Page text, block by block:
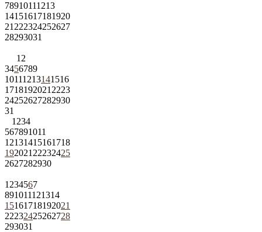
78910111213
14151617181920
21 222324252627
28293031
1 2
3456789
10111213141516
1718192021 2223
24252627282930
31
1 234
567891011
12131415161718
192021 22232425
2627282930
1 234567
891011121314
15161718192021
22232425262728
293031